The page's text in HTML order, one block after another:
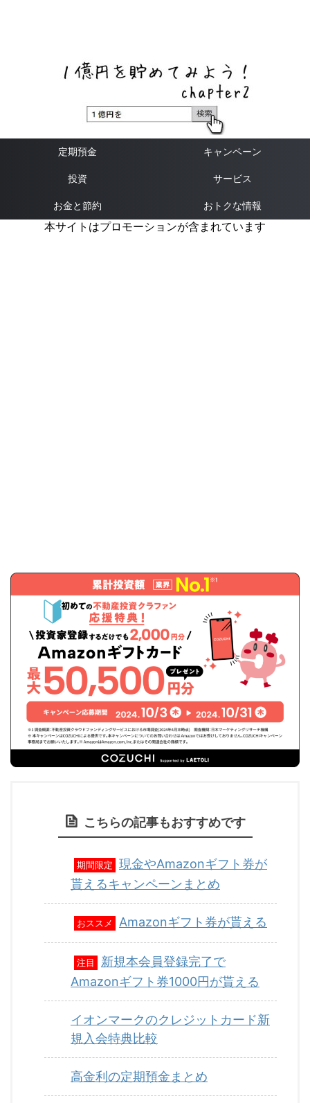
定期預金 キャンペーン
投資 サービス
お金と節約 おトクな情報
本サイトはプロモーションが含まれています
こちらの記事もおすすめです
期間限定
現金やAmazonギフト券が
貰えるキャンペーンまとめ
おススメ Amazonギフト券が貰える
注目
新規本会員登録完了で
Amazonギフト券1000円が貰える
イオンマークのクレジットカード新
規入会特典比較
高金利の定期預金まとめ